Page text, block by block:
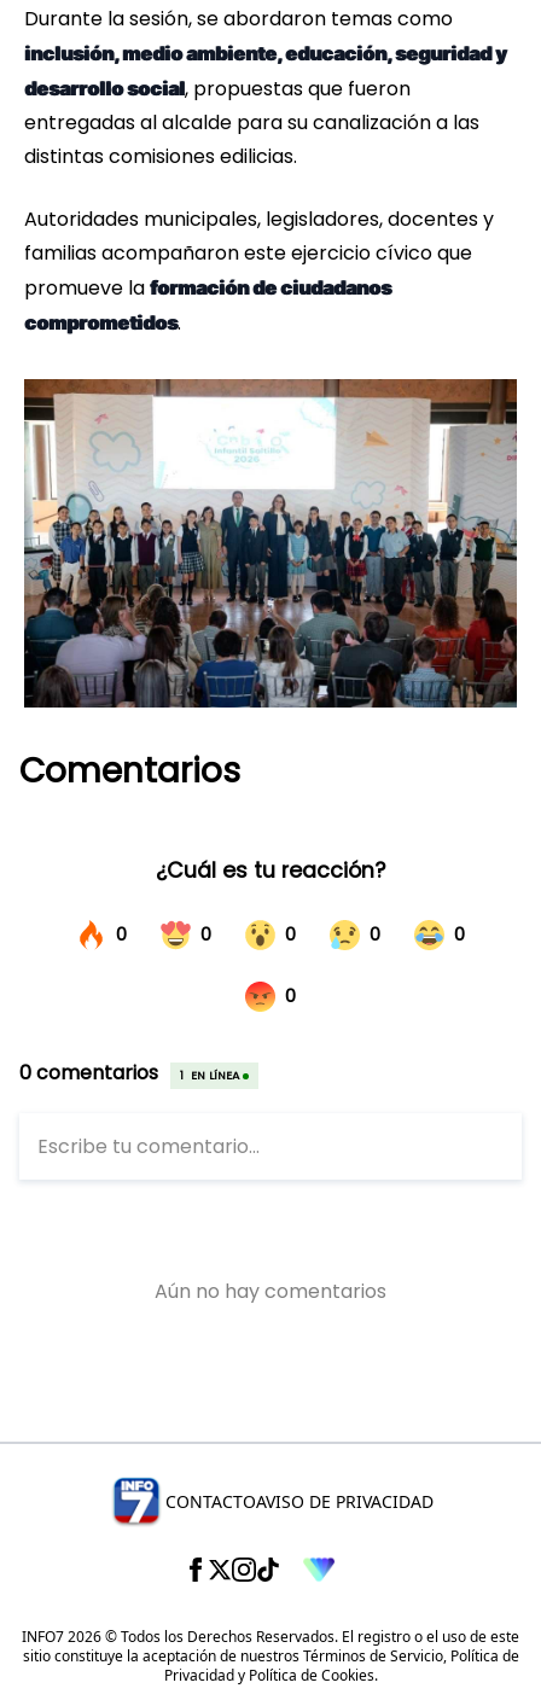
Durante la sesión, se abordaron temas como
inclusión, medio ambiente, educación, seguridad y
desarrollo social, propuestas que fueron
entregadas al alcalde para su canalización a las
distintas comisiones edilicias.
Autoridades municipales, legisladores, docentes y
familias acompañaron este ejercicio cívico que
promueve la formación de ciudadanos
comprometidos.
Comentarios
CONTACTOAVISO DE PRIVACIDAD
INFO7 2026 © Todos los Derechos Reservados. El registro o el uso de este
sitio constituye la aceptación de nuestrosTérminos de Servicio, Política de
Privacidady Política de Cookies.